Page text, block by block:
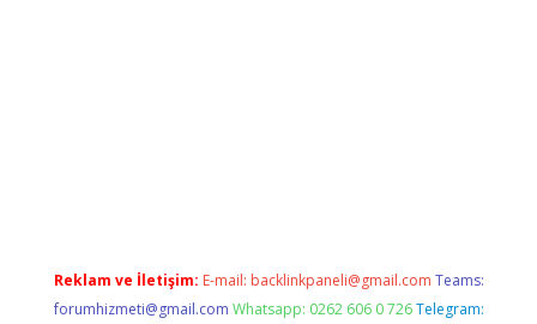
Reklam ve İletişim: E-mail: backlinkpaneli@gmail.com Teams:
forumhizmeti@gmail.com Whatsapp: 0262 606 0 726 Telegram: